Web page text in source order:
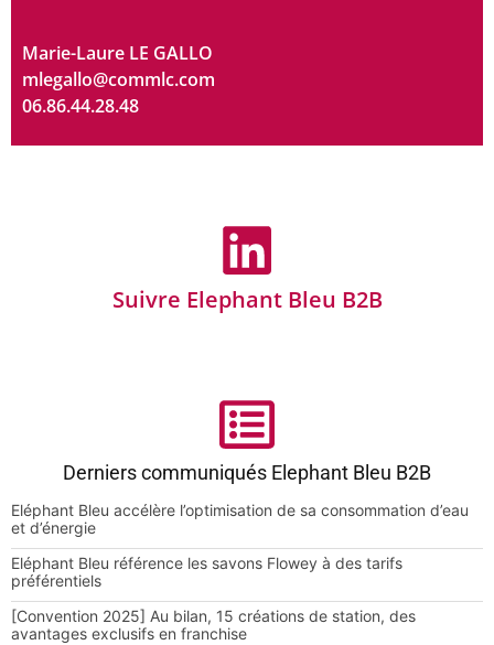
Marie-Laure LE GALLO
mlegallo@commlc.com
06.86.44.28.48
Suivre Elephant Bleu B2B
Derniers communiqués Elephant Bleu B2B
Eléphant Bleu accélère l’optimisation de sa consommation d’eau
et d’énergie
Eléphant Bleu référence les savons Flowey à des tarifs
préférentiels
[Convention 2025] Au bilan, 15 créations de station, des
avantages exclusifs en franchise